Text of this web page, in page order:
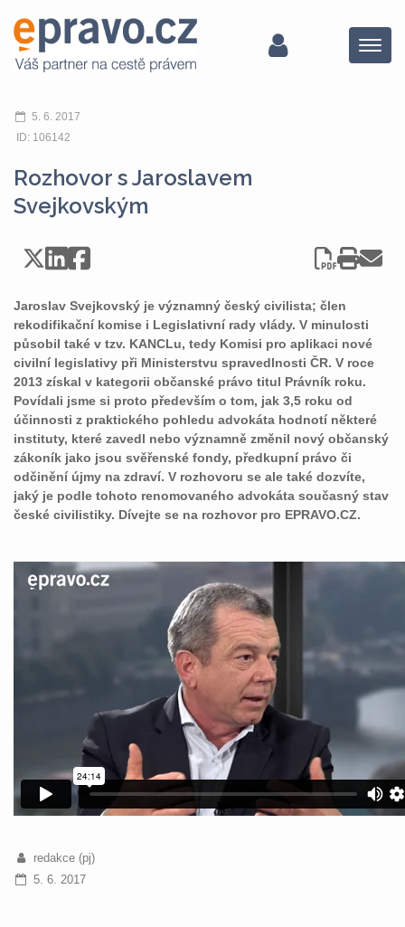
Menu
5. 6. 2017
ID: 106142
Rozhovor s Jaroslavem
Svejkovským
Jaroslav Svejkovský je významný český civilista; člen
rekodifikační komise i Legislativní rady vlády. V minulosti
působil také v tzv. KANCLu, tedy Komisi pro aplikaci nové
civilní legislativy při Ministerstvu spravedlnosti ČR. V roce
2013 získal v kategorii občanské právo titul Právník roku.
Povídali jsme si proto především o tom, jak 3,5 roku od
účinnosti z praktického pohledu advokáta hodnotí některé
instituty, které zavedl nebo významně změnil nový občanský
zákoník jako jsou svěřenské fondy, předkupní právo či
odčinění újmy na zdraví. V rozhovoru se ale také dozvíte,
jaký je podle tohoto renomovaného advokáta současný stav
české civilistiky. Dívejte se na rozhovor pro EPRAVO.CZ.
redakce (pj)
5. 6. 2017